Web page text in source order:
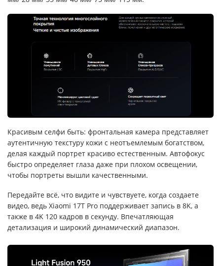
Красивым селфи быть: фронтальная камера представляет
аутентичную текстуру кожи с неотъемлемым богатством,
делая каждый портрет красиво естественным. Автофокус
быстро определяет глаза даже при плохом освещении,
чтобы портреты вышли качественными.
Передайте всё, что видите и чувствуете, когда создаете
видео, ведь Xiaomi 17T Pro поддерживает запись в 8K, а
также в 4K 120 кадров в секунду. Впечатляющая
детализация и широкий динамический диапазон.